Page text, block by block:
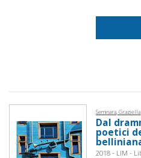
Seminara, Graziella
Dal
poetici
2018 - LIM -